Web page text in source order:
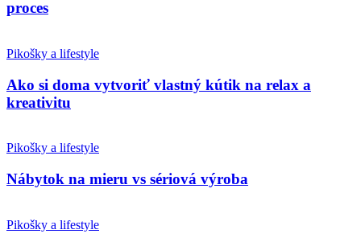
proces
Pikošky a lifestyle
Ako si doma vytvoriť vlastný kútik na relax a
kreativitu
Pikošky a lifestyle
Nábytok na mieru vs sériová výroba
Pikošky a lifestyle